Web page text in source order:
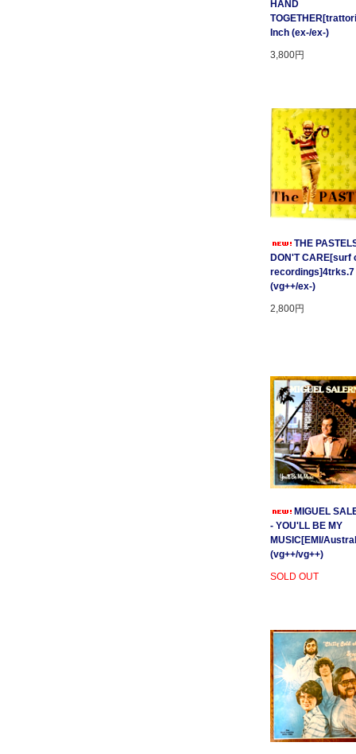
HAND
Inch (ex-/ex-)
3,800円
THE
DON'T CARE[surf
recordings]4trks.7
(vg++/ex-)
2,800円
MIGUEL
- YOU'LL BE MY
MUSIC[EMI/
(vg++/vg++)
SOLD OUT